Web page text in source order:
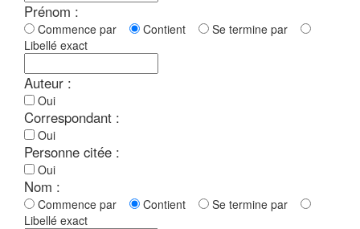
Prénom :
Commence par Contient
Se termine par
Libellé exact
Auteur :
Oui
Correspondant :
Oui
Personne citée :
Oui
Nom :
Commence par Contient
Se termine par
Libellé exact